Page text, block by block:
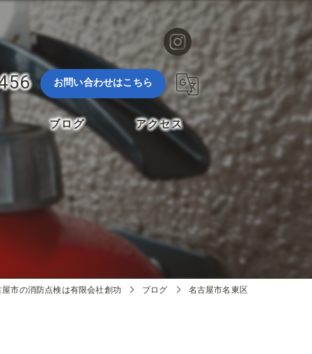
お問い合わせはこちら
ブログ アクセス
屋市の消防点検は有限会社創功 ブログ 名古屋市名東区